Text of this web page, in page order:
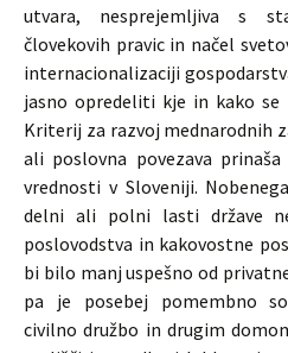
utvara, nesprejemljiva s
človekovih pravic in načel
internacionalizaciji
jasno opredeliti kje in kako
Kriterij za razvoj mednarodnih
ali poslovna povezava prinaša
vrednosti v Sloveniji.
delni ali polni lasti države
poslovodstva in kakovostne
bi bilo manj uspešno od
pa je posebej pomembno
civilno družbo in drugim